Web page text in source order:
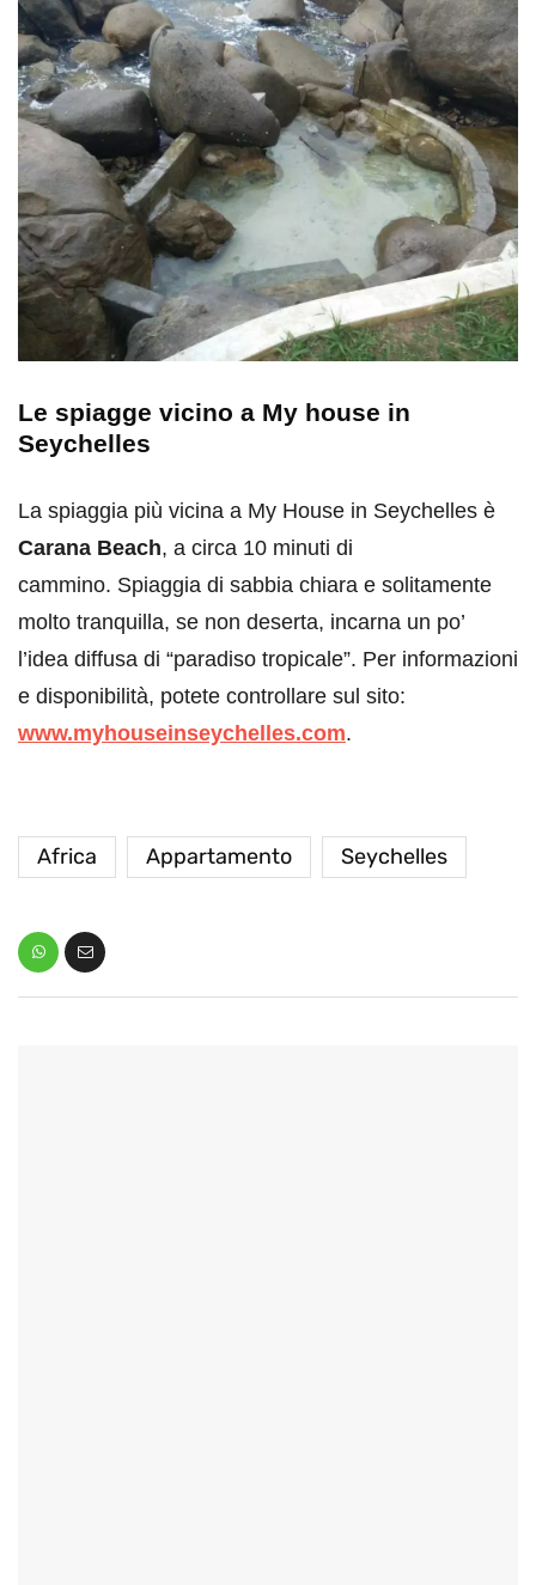
Le spiagge vicino a My house in
Seychelles
La spiaggia più vicina a My House in Seychelles è
Carana Beach, a circa 10 minuti di
cammino. Spiaggia di sabbia chiara e solitamente
molto tranquilla, se non deserta, incarna un po’
l’idea diffusa di “paradiso tropicale”. Per informazioni
e disponibilità, potete controllare sul sito:
www.myhouseinseychelles.com.
Africa Appartamento Seychelles